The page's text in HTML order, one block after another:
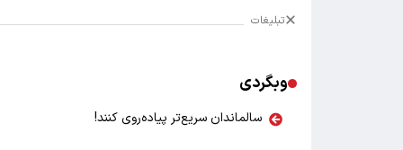
تبلیغات
وبگردی
سالماندان سریع‌تر پیاده‌روی کنند!